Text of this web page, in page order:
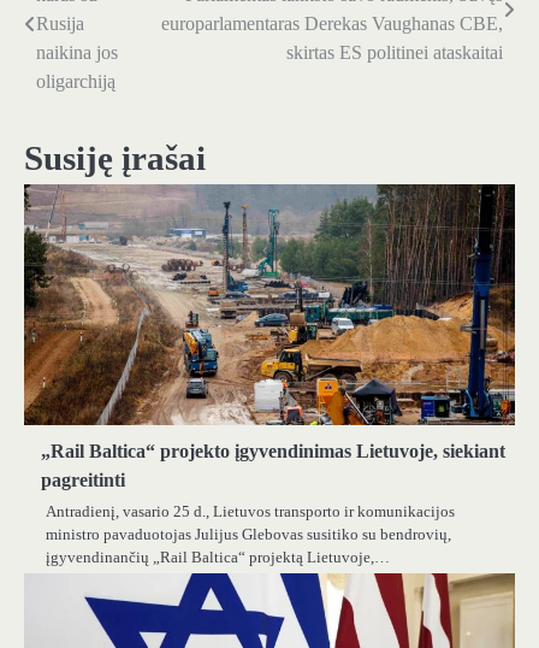
tarp
įrašų
Rusija
naikina jos
oligarchiją
europarlamentaras Derekas Vaughanas CBE,
skirtas ES politinei ataskaitai
Susiję įrašai
„Rail Baltica“ projekto įgyvendinimas Lietuvoje, siekiant
pagreitinti
Antradienį, vasario 25 d., Lietuvos transporto ir komunikacijos
ministro pavaduotojas Julijus Glebovas susitiko su bendrovių,
įgyvendinančių „Rail Baltica“ projektą Lietuvoje,…